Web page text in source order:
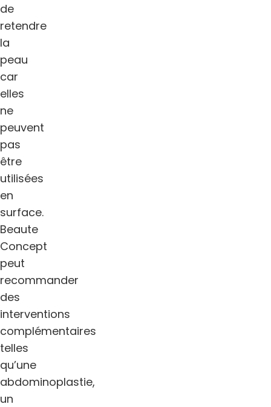
de
retendre
la
peau
car
elles
ne
peuvent
pas
être
utilisées
en
surface.
Beaute
Concept
peut
recommander
des
interventions
complémentaires
telles
qu’une
abdominoplastie,
un